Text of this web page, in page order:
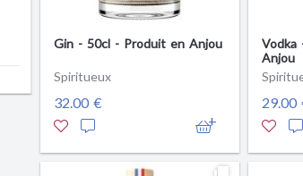
Gin - 50cl - Produit en Anjou
Spiritueux
32.00 €
Vodka
Anjou
29.00